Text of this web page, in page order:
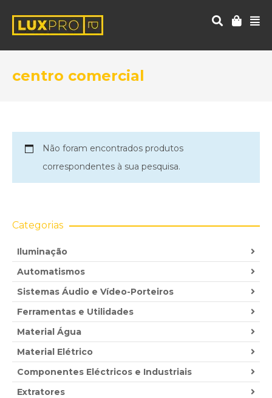
centro comercial
Não foram encontrados produtos
correspondentes à sua pesquisa.
Categorias
Iluminação
Automatismos
Sistemas Áudio e Vídeo-Porteiros
Ferramentas e Utilidades
Material Água
Material Elétrico
Componentes Eléctricos e Industriais
Extratores